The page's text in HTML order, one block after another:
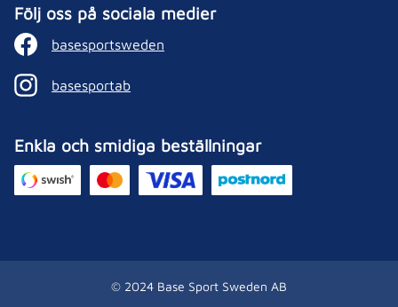
Följ oss på sociala medier
basesportsweden
basesportab
Enkla och smidiga beställningar
© 2024 Base Sport Sweden AB